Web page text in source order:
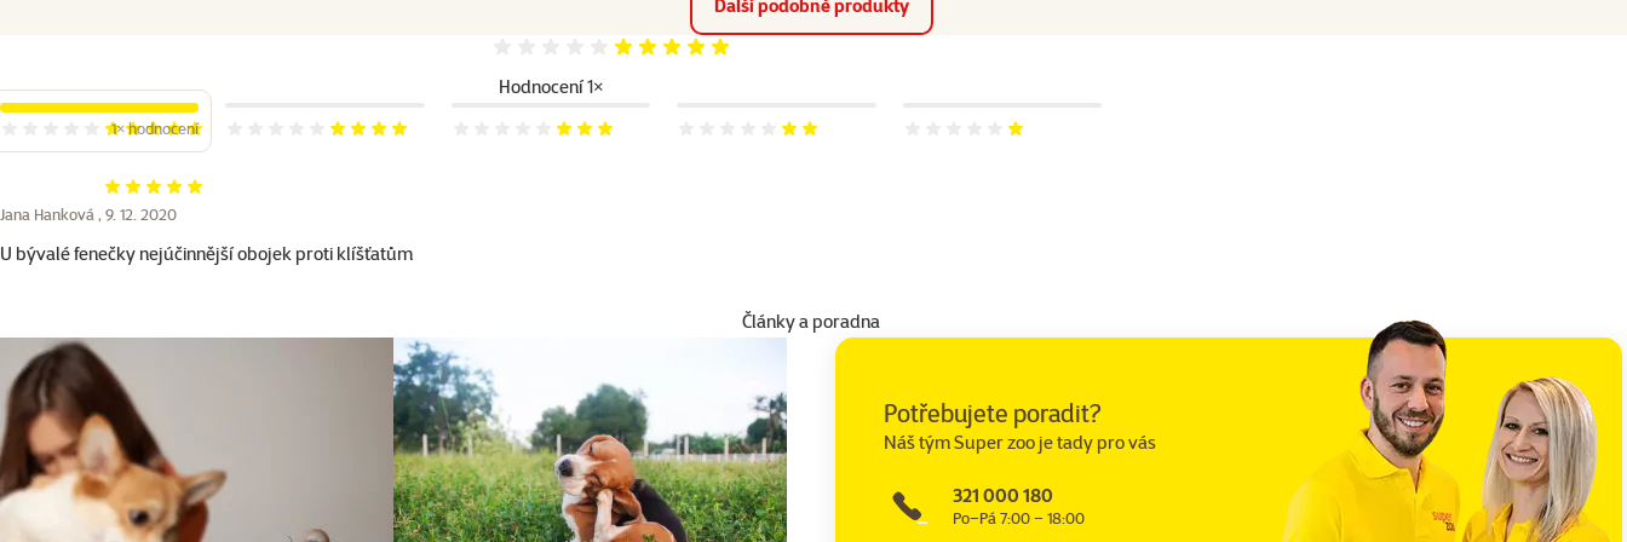
Další podobné produkty
Hodnocení 1×
Hodnocení 100%
Hodnocení 100%, počet hodnocení: 1
1×hodnocení Hodnocení 80% Hodnocení 60% Hodnocení 40% Hodnocení 20%
Hodnocení 100%
Jana Hanková , 9. 12. 2020
U bývalé fenečky nejúčinnější obojek proti klíšťatům
Články a poradna
Potřebujete poradit?
Náš tým Super zoo je tady pro vás
321 000 180
Po–Pá 7:00 – 18:00